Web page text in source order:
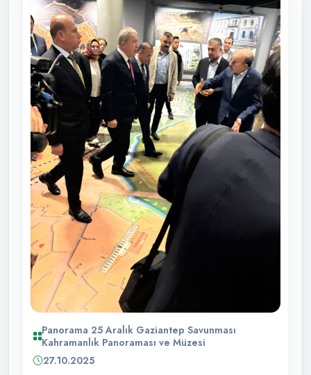
Panorama 25 Aralık Gaziantep Savunması
Kahramanlık Panoraması ve Müzesi
27.10.2025